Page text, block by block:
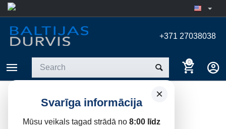
+371 27038038
0
×
Svarīga informācija
Mūsu veikals tagad strādā no 8:00 līdz
WINDOWS SMALL FAMILY
PROJECT